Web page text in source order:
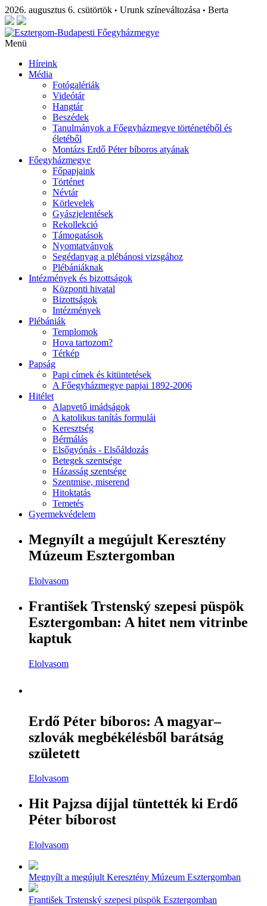
2026. augusztus 6. csütörtök • Urunk színeváltozása • Berta
Menü
Híreink
Média
Fotógalériák
Videótár
Hangtár
Beszédek
Tanulmányok a Főegyházmegye történetéből és
életéből
Montázs Erdő Péter bíboros atyának
Főegyházmegye
Főpapjaink
Történet
Névtár
Körlevelek
Gyászjelentések
Rekollekció
Támogatások
Nyomtatványok
Segédanyag a plébánosi vizsgához
Plébániáknak
Intézmények és bizottságok
Központi hivatal
Bizottságok
Intézmények
Plébániák
Templomok
Hova tartozom?
Térkép
Papság
Papi címek és kitüntetések
A Főegyházmegye papjai 1892-2006
Hitélet
Alapvető imádságok
A katolikus tanítás formulái
Keresztség
Bérmálás
Elsőgyónás - Elsőáldozás
Betegek szentsége
Házasság szentsége
Szentmise, miserend
Hitoktatás
Temetés
Gyermekvédelem
Megnyílt a megújult Keresztény
Múzeum Esztergomban
Elolvasom
František Trstenský szepesi püspök
Esztergomban: A hitet nem vitrinbe
kaptuk
Elolvasom
Erdő Péter bíboros: A magyar–
szlovák megbékélésből barátság
született
Elolvasom
Hit Pajzsa díjjal tüntették ki Erdő
Péter bíborost
Elolvasom
Megnyílt a megújult Keresztény Múzeum Esztergomban
František Trstenský szepesi püspök Esztergomban